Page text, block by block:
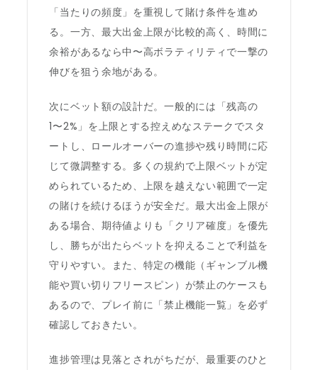
「当たりの頻度」を重視して賭け条件を進め
る。一方、最大出金上限が比較的高く、時間に
余裕があるなら中〜高ボラティリティで一撃の
伸びを狙う余地がある。
次にベット額の設計だ。一般的には「残高の
1〜2%」を上限とする控えめなステークでスタ
ートし、ロールオーバーの進捗や残り時間に応
じて微調整する。多くの規約で上限ベットが定
められているため、上限を越えない範囲で一定
の賭けを続けるほうが安全だ。最大出金上限が
ある場合、期待値よりも「クリア確度」を優先
し、勝ちが出たらベットを抑えることで利益を
守りやすい。また、特定の機能（ギャンブル機
能や買い切りフリースピン）が禁止のケースも
あるので、プレイ前に「禁止機能一覧」を必ず
確認しておきたい。
進捗管理は見落とされがちだが、最重要のひと